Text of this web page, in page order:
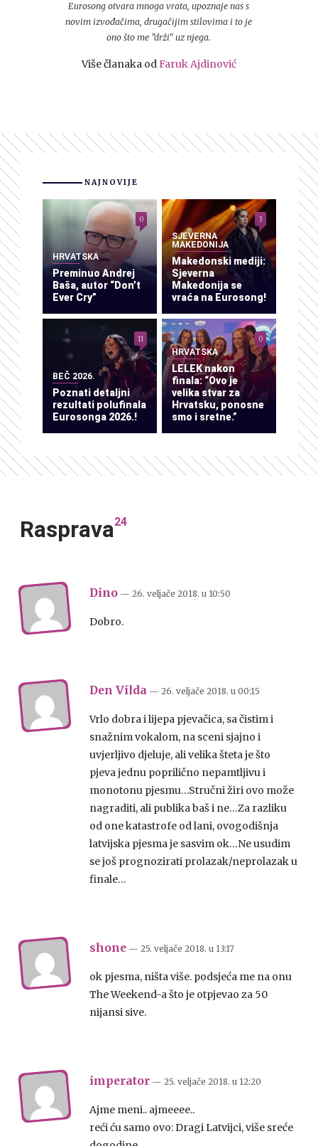
Eurosong otvara mnoga vrata, upoznaje nas s
novim izvođačima, drugačijim stilovima i to je
ono što me "drži" uz njega.
Više članaka od Faruk Ajdinović
NAJNOVIJE
HRVATSKA
Preminuo Andrej
Baša, autor “Don’t
Ever Cry”
0
SJEVERNA
MAKEDONIJA
Makedonski mediji:
Sjeverna
Makedonija se
vraća na Eurosong!
3
BEČ 2026.
Poznati detaljni
rezultati polufinala
Eurosonga 2026.!
11
HRVATSKA
LELEK nakon
finala: “Ovo je
velika stvar za
Hrvatsku, ponosne
smo i sretne.”
0
Rasprava24
Dino — 26. veljače 2018. u 10:50
Dobro.
Den Vilda — 26. veljače 2018. u 00:15
Vrlo dobra i lijepa pjevačica, sa čistim i
snažnim vokalom, na sceni sjajno i
uvjerljivo djeluje, ali velika šteta je što
pjeva jednu poprilično nepamtljivu i
monotonu pjesmu…Stručni žiri ovo može
nagraditi, ali publika baš i ne…Za razliku
od one katastrofe od lani, ovogodišnja
latvijska pjesma je sasvim ok…Ne usudim
se još prognozirati prolazak/neprolazak u
finale…
shone — 25. veljače 2018. u 13:17
ok pjesma, ništa više. podsjeća me na onu
The Weekend-a što je otpjevao za 50
nijansi sive.
imperator — 25. veljače 2018. u 12:20
Ajme meni.. ajmeeee..
reći ću samo ovo: Dragi Latvijci, više sreće